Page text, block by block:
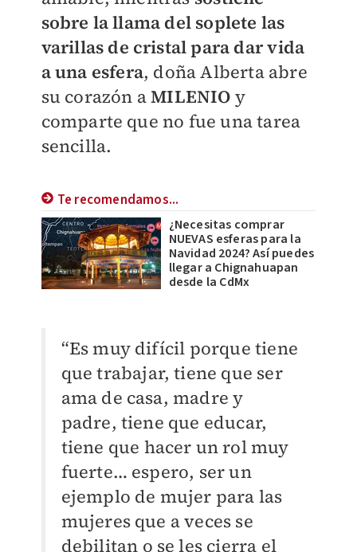
sobre la llama del soplete las
varillas de cristal para dar vida
a una esfera, doña Alberta abre
su corazón aMILENIO y
comparte que no fue una tarea
sencilla.
Te recomendamos...
¿Necesitas comprar
NUEVAS esferas para la
Navidad 2024? Así puedes
llegar a Chignahuapan
desde la CdMx
“Es muy difícil porque tiene
que trabajar, tiene que ser
ama de casa, madre y
padre, tiene que educar,
tiene que hacer un rol muy
fuerte… espero, ser un
ejemplo de mujer para las
mujeres que a veces se
debilitan o se les cierra el